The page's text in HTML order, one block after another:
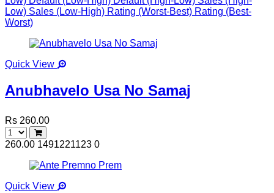
Low) Sales (Low-High) Rating (Worst-Best) Rating (Best-
Worst)
Quick View
Anubhavelo Usa No Samaj
Rs 260.00
260.00 1491221123 0
Quick View